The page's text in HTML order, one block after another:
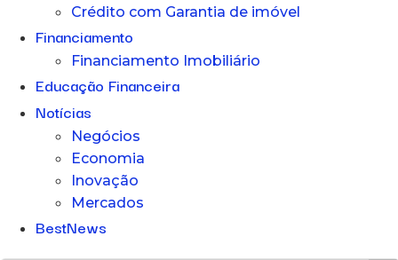
Crédito com Garantia de imóvel
Financiamento
Financiamento Imobiliário
Educação Financeira
Notícias
Negócios
Economia
Inovação
Mercados
BestNews